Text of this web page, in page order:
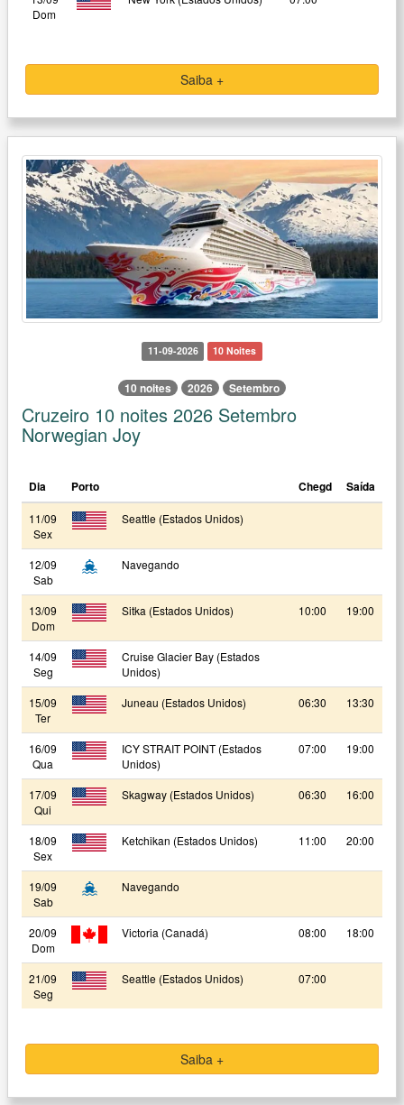
Dom
Saiba +
11-09-2026 10 Noites
10 noites 2026 Setembro
Cruzeiro 10 noites 2026 Setembro
Norwegian Joy
Dia Porto Chegd Saída
11/09
Sex
Seattle (Estados Unidos)
12/09
Sab
Navegando
13/09
Dom
Sitka (Estados Unidos) 10:00 19:00
14/09
Seg
Cruise Glacier Bay (Estados
Unidos)
15/09
Ter
Juneau (Estados Unidos) 06:30 13:30
16/09
Qua
ICY STRAIT POINT (Estados
Unidos)
07:00 19:00
17/09
Qui
Skagway (Estados Unidos) 06:30 16:00
18/09
Sex
Ketchikan (Estados Unidos) 11:00 20:00
19/09
Sab
Navegando
20/09
Dom
Victoria (Canadá) 08:00 18:00
21/09
Seg
Seattle (Estados Unidos) 07:00
Saiba +